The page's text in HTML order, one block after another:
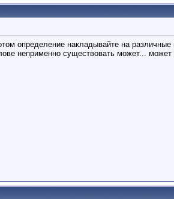
определение накладывайте на
неприменно существовать может...